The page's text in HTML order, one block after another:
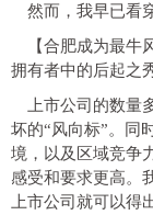
然而，我早已看
【合肥成为最牛
拥有者中的后起之
上市公司的数
坏的“风向标”。同
境，以及区域竞争
感受和要求更高。
上市公司就可以